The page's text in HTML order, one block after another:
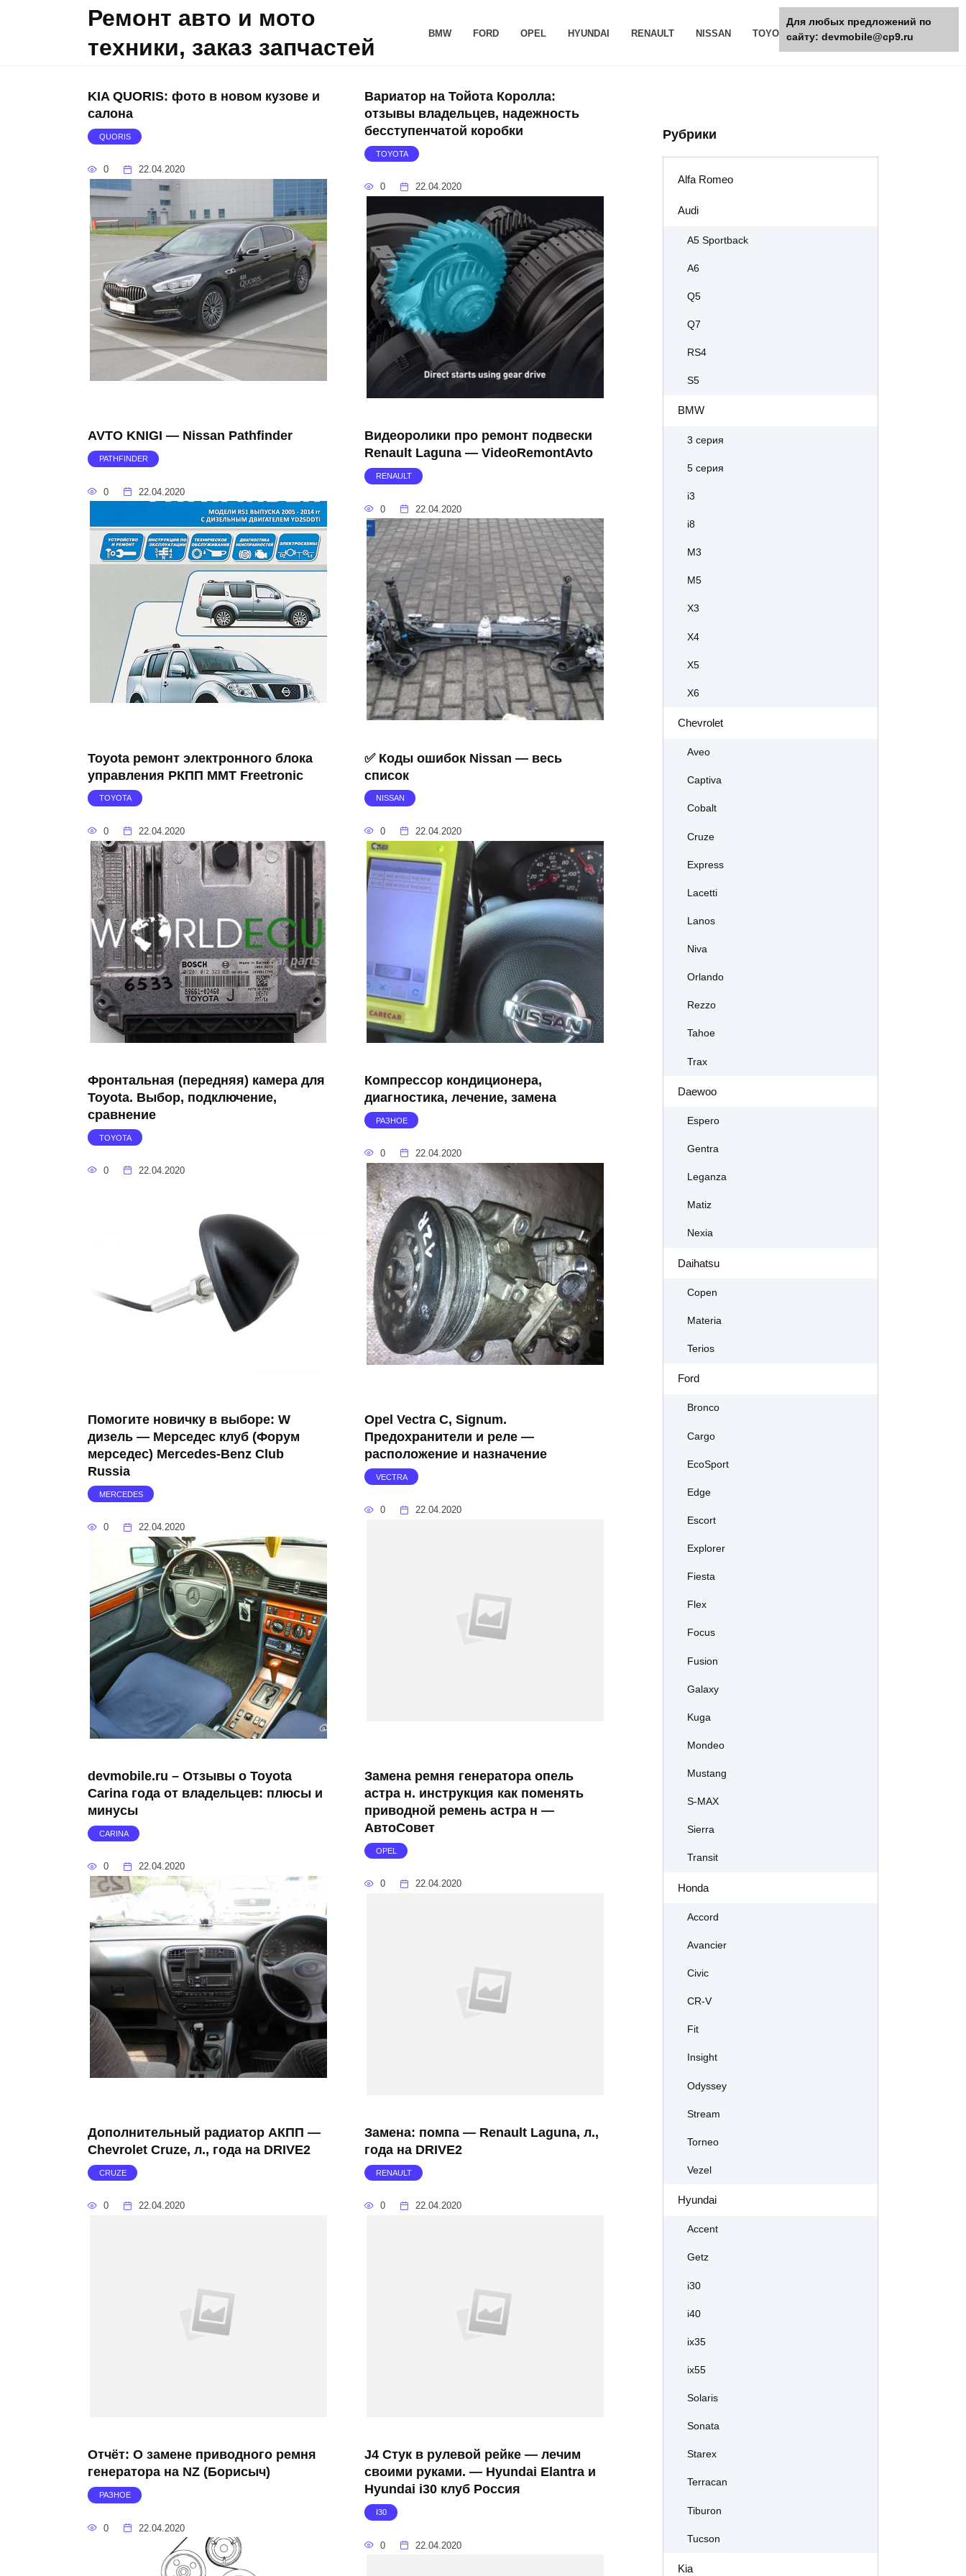
Ремонт авто и мото
техники, заказ запчастей
BMW FORD OPEL HYUNDAI RENAULT NISSAN TOYOTA РАЗНОЕ
KIA QUORIS: фото в новом кузове и
салона
QUORIS
0 22.04.2020
Вариатор на Тойота Королла:
отзывы владельцев, надежность
бесступенчатой коробки
TOYOTA
0 22.04.2020
AVTO KNIGI — Nissan Pathfinder
PATHFINDER
0 22.04.2020
Видеоролики про ремонт подвески
Renault Laguna — VideoRemontAvto
RENAULT
0 22.04.2020
Toyota ремонт электронного блока
управления РКПП MMT Freetronic
TOYOTA
0 22.04.2020
✅ Коды ошибок Nissan — весь
список
NISSAN
0 22.04.2020
Фронтальная (передняя) камера для
Toyota. Выбор, подключение,
сравнение
TOYOTA
0 22.04.2020
Компрессор кондиционера,
диагностика, лечение, замена
РАЗНОЕ
0 22.04.2020
Помогите новичку в выборе: W
дизель — Мерседес клуб (Форум
мерседес) Mercedes-Benz Club
Russia
MERCEDES
0 22.04.2020
Opel Vectra C, Signum.
Предохранители и реле —
расположение и назначение
VECTRA
0 22.04.2020
devmobile.ru – Отзывы о Toyota
Carina года от владельцев: плюсы и
минусы
CARINA
0 22.04.2020
Замена ремня генератора опель
астра н. инструкция как поменять
приводной ремень астра н —
АвтоСовет
OPEL
0 22.04.2020
Дополнительный радиатор АКПП —
Chevrolet Cruze, л., года на DRIVE2
CRUZE
0 22.04.2020
Замена: помпа — Renault Laguna, л.,
года на DRIVE2
RENAULT
0 22.04.2020
Отчёт: О замене приводного ремня
генератора на NZ (Борисыч)
РАЗНОЕ
0 22.04.2020
J4 Стук в рулевой рейке — лечим
своими руками. — Hyundai Elantra и
Hyundai i30 клуб Россия
I30
0 22.04.2020
Рубрики
Alfa Romeo
Audi
A5 Sportback
A6
Q5
Q7
RS4
S5
BMW
3 серия
5 серия
i3
i8
M3
M5
X3
X4
X5
X6
Chevrolet
Aveo
Captiva
Cobalt
Cruze
Express
Lacetti
Lanos
Niva
Orlando
Rezzo
Tahoe
Trax
Daewoo
Espero
Gentra
Leganza
Matiz
Nexia
Daihatsu
Copen
Materia
Terios
Ford
Bronco
Cargo
EcoSport
Edge
Escort
Explorer
Fiesta
Flex
Focus
Fusion
Galaxy
Kuga
Mondeo
Mustang
S-MAX
Sierra
Transit
Honda
Accord
Avancier
Civic
CR-V
Fit
Insight
Odyssey
Stream
Torneo
Vezel
Hyundai
Accent
Getz
i30
i40
ix35
ix55
Solaris
Sonata
Starex
Terracan
Tiburon
Tucson
Kia
Для любых предложений по
сайту: devmobile@cp9.ru